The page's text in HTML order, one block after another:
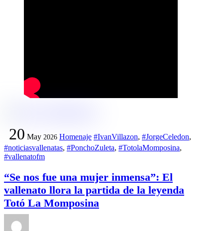
20 May 2026 Homenaje #IvanVillazon, #JorgeCeledon,
#noticiasvallenatas, #PonchoZuleta, #TotolaMomposina,
#vallenatofm
“Se nos fue una mujer inmensa”: El
vallenato llora la partida de la leyenda
Totó La Momposina